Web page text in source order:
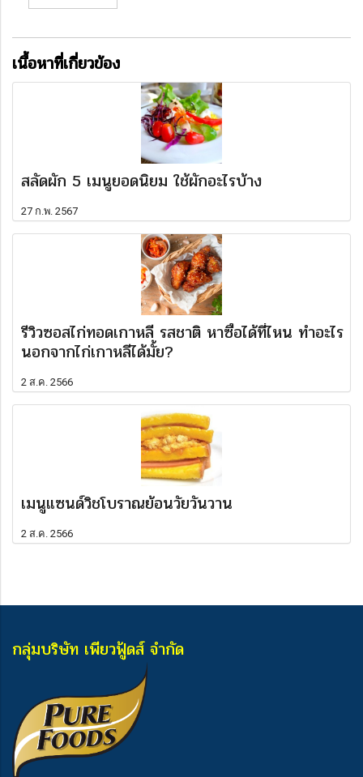
เนื้อหาที่เกี่ยวข้อง
สลัดผัก 5 เมนูยอดนิยม ใช้ผักอะไรบ้าง
27 ก.พ. 2567
รีวิวซอสไก่ทอดเกาหลี รสชาติ หาซื้อได้ที่ไหน ทำอะไร
นอกจากไก่เกาหลีได้มั้ย?
2 ส.ค. 2566
เมนูแซนด์วิชโบราณย้อนวัยวันวาน
2 ส.ค. 2566
กลุ่มบริษัท เพียวฟู้ดส์ จำกัด